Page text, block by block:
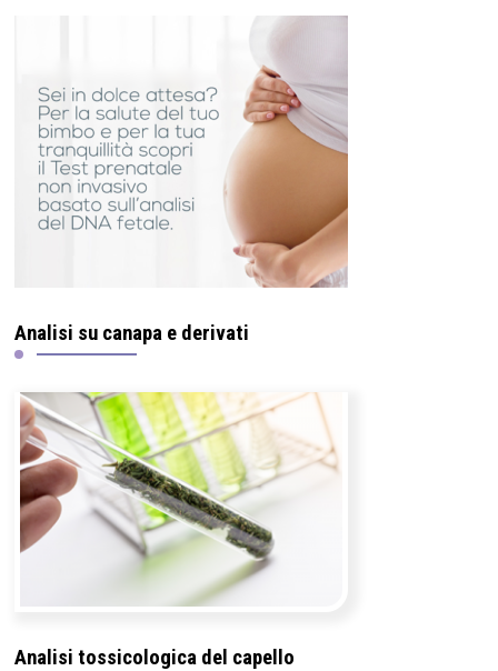
Analisi su canapa e derivati
Analisi tossicologica del capello